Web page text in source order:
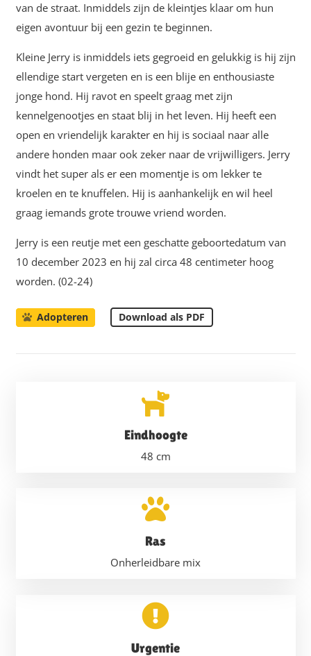
van de straat. Inmiddels zijn de kleintjes klaar om hun
eigen avontuur bij een gezin te beginnen.
Kleine Jerry is inmiddels iets gegroeid en gelukkig is hij zijn
ellendige start vergeten en is een blije en enthousiaste
jonge hond. Hij ravot en speelt graag met zijn
kennelgenootjes en staat blij in het leven. Hij heeft een
open en vriendelijk karakter en hij is sociaal naar alle
andere honden maar ook zeker naar de vrijwilligers. Jerry
vindt het super als er een momentje is om lekker te
kroelen en te knuffelen. Hij is aanhankelijk en wil heel
graag iemands grote trouwe vriend worden.
Jerry is een reutje met een geschatte geboortedatum van
10 december 2023 en hij zal circa 48 centimeter hoog
worden. (02-24)
Adopteren Download als PDF
Eindhoogte
48 cm
Ras
Onherleidbare mix
Urgentie